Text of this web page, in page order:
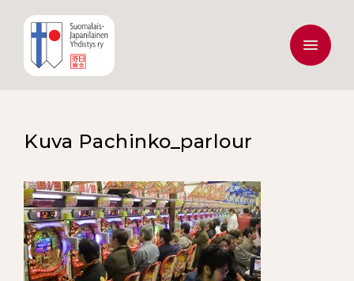
Kuva Pachinko_parlour